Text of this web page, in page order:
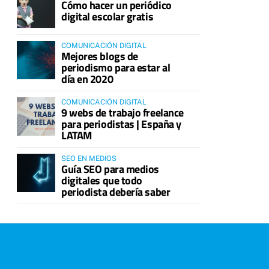
Cómo hacer un periódico
digital escolar gratis
COMUNICACIÓN DIGITAL
Mejores blogs de
periodismo para estar al
día en 2020
COMUNICACIÓN DIGITAL
9 webs de trabajo freelance
para periodistas | España y
LATAM
SEO EN MEDIOS
Guía SEO para medios
digitales que todo
periodista debería saber